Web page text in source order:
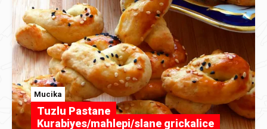
Mucika
Tuzlu Pastane
Kurabiyes/mahlepi/slane grickalice